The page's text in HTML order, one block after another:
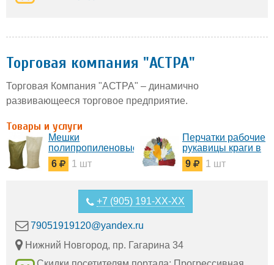
Торговая компания "АСТРА"
Торговая Компания "АСТРА" – динамично
развивающееся торговое предприятие.
Товары и услуги
Мешки
полипропиленовые
новые и б. у. для
строительного
упаковки- новые и
6 1 шт
Перчатки рабочие
рукавицы краги в
ассортименте
9 1 шт
+7 (905) 191-XX-XX
79051919120@yandex.ru
Нижний Новгород, пр. Гагарина 34